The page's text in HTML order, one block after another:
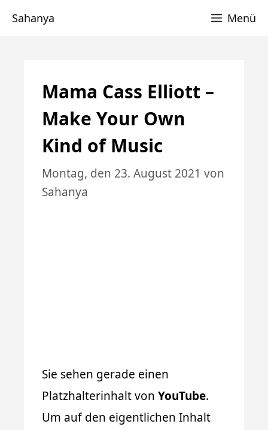
Sahanya Menü
Mama Cass Elliott –
Make Your Own
Kind of Music
Montag, den 23. August 2021 von
Sahanya
Sie sehen gerade einen
Platzhalterinhalt von YouTube.
Um auf den eigentlichen Inhalt